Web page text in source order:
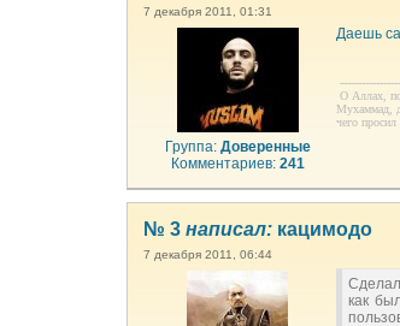
7 декабря 2011, 01:31
Группа: Доверенные
Комментариев: 241
Даешь
О Аллах,
Мухаммад,
чего
№ 3 написал: кацимодо
7 декабря 2011, 06:44
как